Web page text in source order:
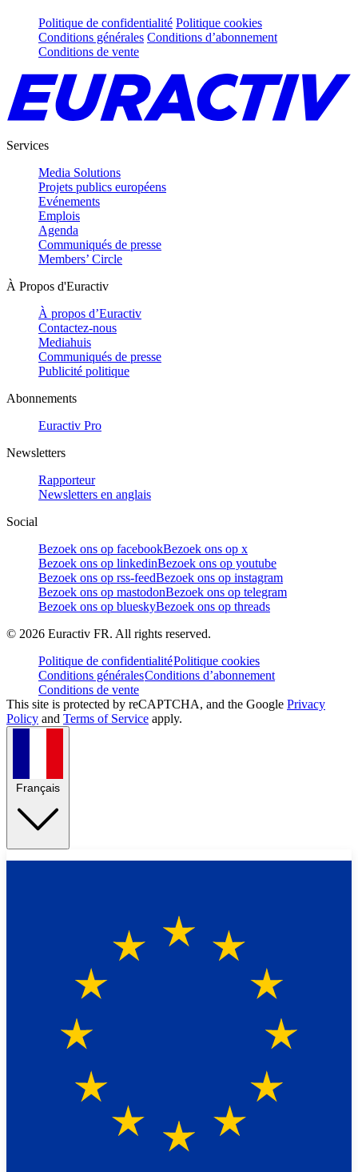
Politique de confidentialité Politique cookies
Conditions générales Conditions d’abonnement
Conditions de vente
Services
Media Solutions
Projets publics européens
Evénements
Emplois
Agenda
Communiqués de presse
Members’ Circle
À Propos d'Euractiv
À propos d’Euractiv
Contactez-nous
Mediahuis
Communiqués de presse
Publicité politique
Abonnements
Euractiv Pro
Newsletters
Rapporteur
Newsletters en anglais
Social
Bezoek ons op facebookBezoek ons op x
Bezoek ons op linkedinBezoek ons op youtube
Bezoek ons op rss-feedBezoek ons op instagram
Bezoek ons op mastodonBezoek ons op telegram
Bezoek ons op blueskyBezoek ons op threads
© 2026 Euractiv FR. All rights reserved.
Politique de confidentialitéPolitique cookies
Conditions généralesConditions d’abonnement
Conditions de vente
This site is protected by reCAPTCHA, and the Google Privacy
Policy and Terms of Service apply.
Français